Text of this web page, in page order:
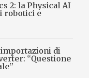
2: la Physical AI
robotici e
importazioni di
“Questione